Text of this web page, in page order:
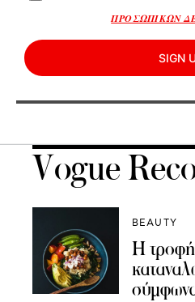
ΠΡΟΣΩΠΙΚΩΝ
SIGN
Vogue
BEAUTY
Η